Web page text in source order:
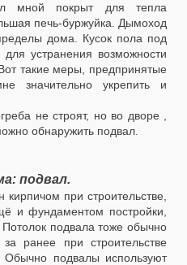
мной покрыт для тепла
печь-буржуйка. Дымоход
дома. Кусок пола под
устранения возможности
такие меры, предпринятые
значительно укрепить и
не строят, но во дворе ,
обнаружить подвал.
подвал.
при строительстве,
и фундаментом постройки,
подвала тоже обычно
ранее при строительстве
Обычно подвалы используют